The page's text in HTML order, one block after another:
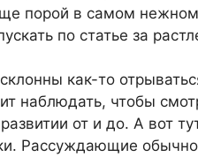
порой в самом нежном
по статье за
как-то
наблюдать, чтобы
развитии от и до. А вот
Рассуждающие